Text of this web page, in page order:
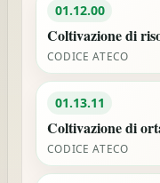
01.12.00
Coltivazione di
CODICE ATECO
01.13.11
Coltivazione di
CODICE ATECO